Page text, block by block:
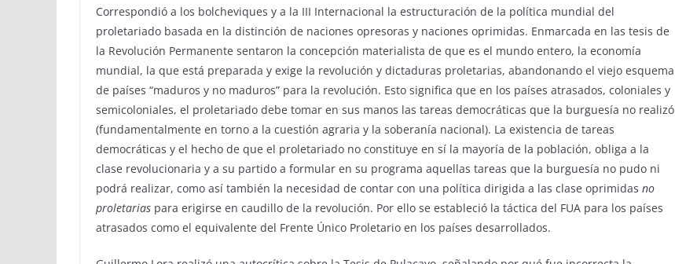
Correspondió a los bolcheviques y a la III Internacional la estructuración de la política mundial del
proletariado basada en la distinción de naciones opresoras y naciones oprimidas. Enmarcada en las tesis de
la Revolución Permanente sentaron la concepción materialista de que es el mundo entero, la economía
mundial, la que está preparada y exige la revolución y dictaduras proletarias, abandonando el viejo esquema
de países “maduros y no maduros” para la revolución. Esto significa que en los países atrasados, coloniales y
semicoloniales, el proletariado debe tomar en sus manos las tareas democráticas que la burguesía no realizó
(fundamentalmente en torno a la cuestión agraria y la soberanía nacional). La existencia de tareas
democráticas y el hecho de que el proletariado no constituye en sí la mayoría de la población, obliga a la
clase revolucionaria y a su partido a formular en su programa aquellas tareas que la burguesía no pudo ni
podrá realizar, como así también la necesidad de contar con una política dirigida a las clase oprimidas no
proletarias para erigirse en caudillo de la revolución. Por ello se estableció la táctica del FUA para los países
atrasados como el equivalente del Frente Único Proletario en los países desarrollados.